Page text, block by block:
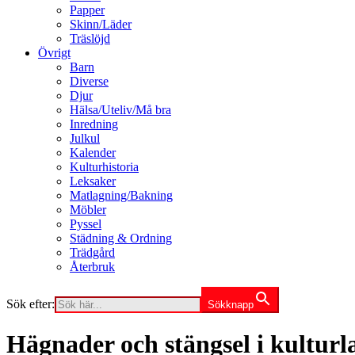
Papper
Skinn/Läder
Träslöjd
Övrigt
Barn
Diverse
Djur
Hälsa/Uteliv/Må bra
Inredning
Julkul
Kalender
Kulturhistoria
Leksaker
Matlagning/Bakning
Möbler
Pyssel
Städning & Ordning
Trädgård
Återbruk
Sök efter: Sökknapp
Hägnader och stängsel i